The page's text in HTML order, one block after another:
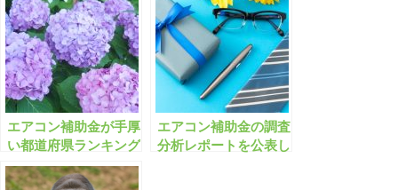
エアコン補助金が手厚
い都道府県ランキング
ベスト10
エアコン補助金の調査
分析レポートを公表し